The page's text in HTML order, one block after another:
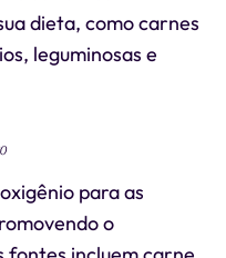
dieta, como carnes
leguminosas e
para as
o